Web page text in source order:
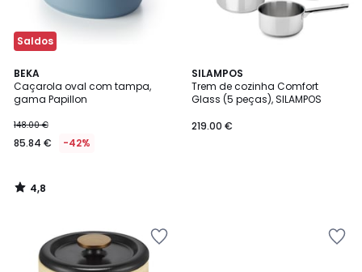
Saldos
BEKA
Caçarola oval com tampa,
gama Papillon
148.00 €
85.84 € -42%
4,8
/ 5
4,8
/
SILAMPOS
Trem de cozinha Comfort
Glass (5 peças), SILAMPOS
219.00 €